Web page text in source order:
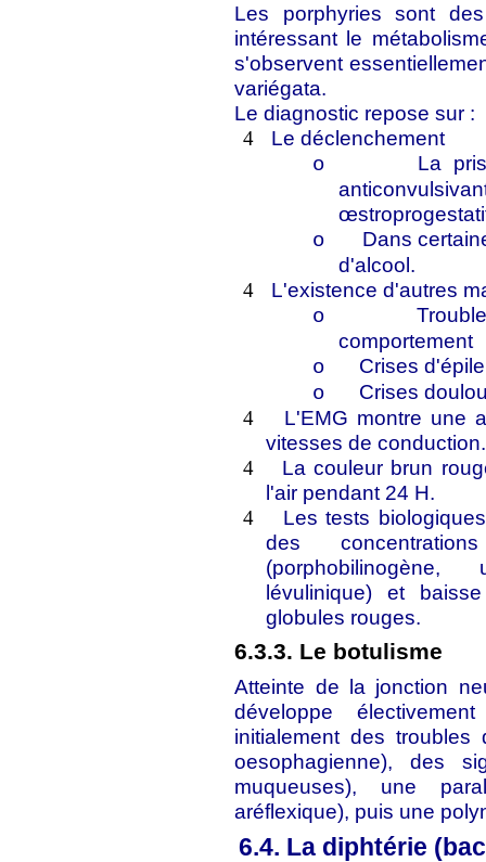
Les porphyries sont
intéressant le
s'observent
variégata.
Le diagnostic repose sur :
4
Le déclenchement
o
La
o
Dans
d'alcool.
4
L'existence d'autres
o
comportement
o
Crises
o
Crises
4
L'EMG montre une
vitesses de conduction.
4
La couleur brun
l'air pendant 24 H.
4
Les tests
des
(porphobilinogène,
lévulinique) et
globules rouges.
6.3.3. Le botulisme
Atteinte de la jonction
développe
initialement des troubles
oesophagienne), des
muqueuses), une
aréflexique), puis une
6.4. La diphtérie